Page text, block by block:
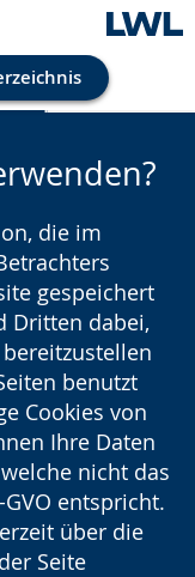
die im
gespeichert
Dritten dabei,
benutzt
Cookies von
Ihre Daten
nicht das
entspricht.
über die
Seite